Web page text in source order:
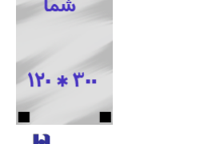
منافع پایدار ایران در شانگهای چیست؟